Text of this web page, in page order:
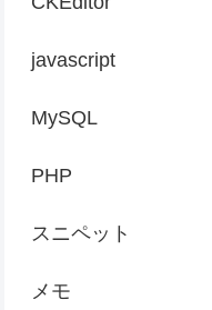
javascript
MySQL
PHP
スニペット
メモ